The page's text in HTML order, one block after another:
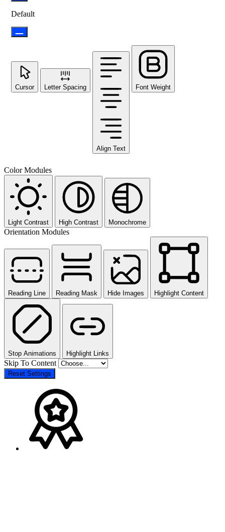
Default
Cursor Letter Spacing
Align Text
Font Weight
Color Modules
Light Contrast High Contrast Monochrome
Orientation Modules
Reading Line Reading Mask Hide Images Highlight Content
Stop Animations Highlight Links
Skip To Content
Reset Settings